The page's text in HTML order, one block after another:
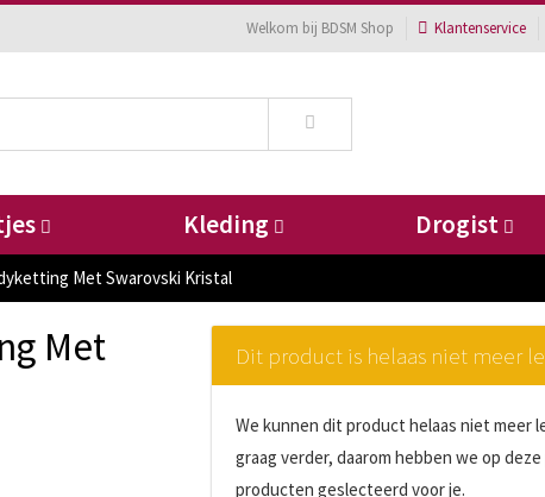
Welkom bij BDSM Shop Klantenservice
Kleding Drogist
Met Swarovski Kristal
Met
Dit product is helaas niet meer
We kunnen dit product helaas niet meer
graag verder, daarom hebben we op
producten geslecteerd voor je.